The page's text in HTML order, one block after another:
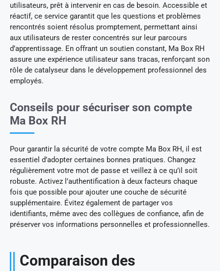
utilisateurs, prêt à intervenir en cas de besoin. Accessible et
réactif, ce service garantit que les questions et problèmes
rencontrés soient résolus promptement, permettant ainsi
aux utilisateurs de rester concentrés sur leur parcours
d’apprentissage. En offrant un soutien constant, Ma Box RH
assure une expérience utilisateur sans tracas, renforçant son
rôle de catalyseur dans le développement professionnel des
employés.
Conseils pour sécuriser son compte
Ma Box RH
Pour garantir la sécurité de votre compte Ma Box RH, il est
essentiel d’adopter certaines bonnes pratiques. Changez
régulièrement votre mot de passe et veillez à ce qu’il soit
robuste. Activez l’authentification à deux facteurs chaque
fois que possible pour ajouter une couche de sécurité
supplémentaire. Évitez également de partager vos
identifiants, même avec des collègues de confiance, afin de
préserver vos informations personnelles et professionnelles.
Comparaison des